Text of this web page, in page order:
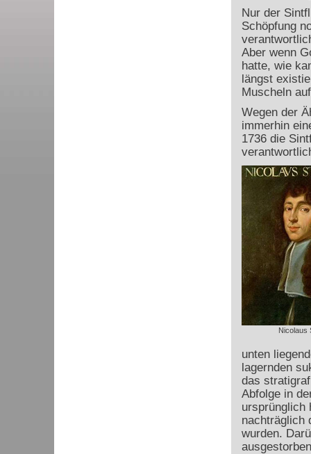
Nur der
Schöpfung
Aber wenn
hatte, wie
längst
Muscheln
Wegen der
immerhin
1736 die
Nicolaus
unten
lagernden
das
Abfolge in
ursprünglich
nachträglich
wurden.